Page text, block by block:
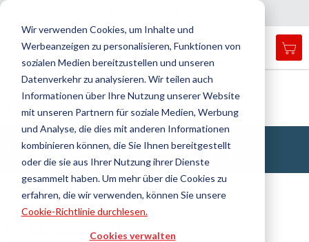
Wir verwenden Cookies, um Inhalte und
Werbeanzeigen zu personalisieren, Funktionen von
sozialen Medien bereitzustellen und unseren
Datenverkehr zu analysieren. Wir teilen auch
Informationen über Ihre Nutzung unserer Website
mit unseren Partnern für soziale Medien, Werbung
und Analyse, die dies mit anderen Informationen
kombinieren können, die Sie Ihnen bereitgestellt
oder die sie aus Ihrer Nutzung ihrer Dienste
gesammelt haben. Um mehr über die Cookies zu
erfahren, die wir verwenden, können Sie unsere
Cookie-Richtlinie durchlesen.
Cookies verwalten
umschalten
search
Suche
Startseite
Dichtungstechnik
Filter, Technische Gewebe, Isolationsmaterial
Filtermatte/Filterschaummatte
Filtermatten & Filterschaummatten
Filtern